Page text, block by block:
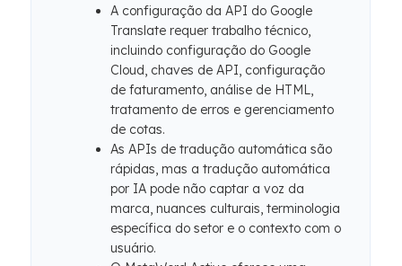
A configuração da API do Google
Translate requer trabalho técnico,
incluindo configuração do Google
Cloud, chaves de API, configuração
de faturamento, análise de HTML,
tratamento de erros e gerenciamento
de cotas.
As APIs de tradução automática são
rápidas, mas a tradução automática
por IA pode não captar a voz da
marca, nuances culturais, terminologia
específica do setor e o contexto com o
usuário.